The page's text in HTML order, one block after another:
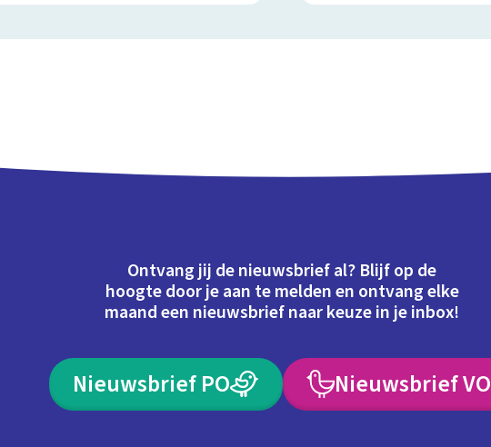
Ontvang jij de nieuwsbrief al? Blijf op de
hoogte door je aan te melden en ontvang elke
maand een nieuwsbrief naar keuze in je inbox!
Nieuwsbrief PO Nieuwsbrief VO